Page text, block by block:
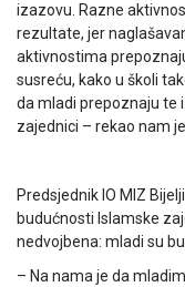
izazovu. Razne
rezultate, jer
aktivnostima
susreću, kako u školi
da mladi prepoznaju te
zajednici – rekao nam
Predsjednik IO MIZ
budućnosti Islamske
nedvojbena: mladi su
– Na nama je da